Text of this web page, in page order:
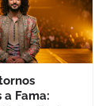
a Fama: